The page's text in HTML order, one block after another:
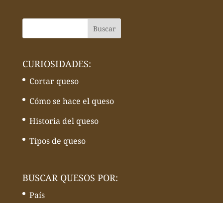
CURIOSIDADES:
Cortar queso
Cómo se hace el queso
Historia del queso
Tipos de queso
BUSCAR QUESOS POR:
País